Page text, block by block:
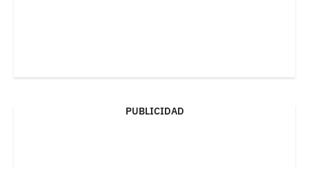
PUBLICIDAD